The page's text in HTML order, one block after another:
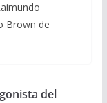
Brown de
del